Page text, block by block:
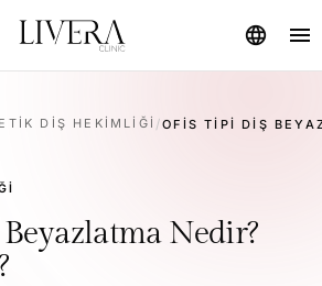
language menu
DIŞ HEKIMLIĞI /OFIS TIPI DIŞ
Nedir?